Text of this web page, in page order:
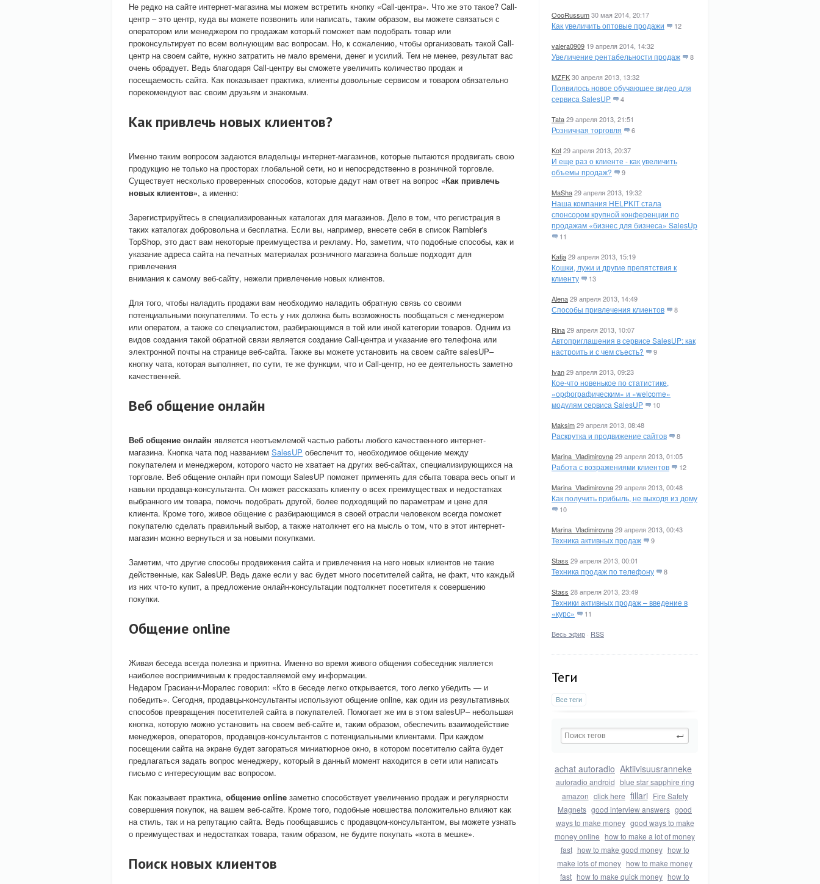
OooRussum30 мая 2014, 20:17
Как увеличить оптовые продажи 12
valera0909 19 апреля 2014, 14:32
Увеличение рентабельности продаж 8
MZFK30 апреля 2013, 13:32
Появилось новое обучающее видео для
сервиса SalesUP
4
Tata29 апреля 2013, 21:51
Розничная торговля 6
Kot29 апреля 2013, 20:37
И еще раз о клиенте - как увеличить
объемы продаж?
9
MaSha29 апреля 2013, 19:32
Наша компания HELPKIT стала
спонсором крупной конференции по
продажам «бизнес для бизнеса» SalesUp
11
Katja29 апреля 2013, 15:19
Кошки, лужи и другие препятствия к
клиенту
13
Alena29 апреля 2013, 14:49
Способы привлечения клиентов 8
Rina29 апреля 2013, 10:07
Автоприглашения в сервисе SalesUP: как
настроить и с чем съесть?
9
Ivan29 апреля 2013, 09:23
Кое-что новенькое по статистике,
«орфографическим» и «welcome»
модулям сервиса SalesUP
10
Maksim29 апреля 2013, 08:48
Раскрутка и продвижение сайтов 8
Marina_Vladimirovna29 апреля 2013, 01:05
Работа с возражениями клиентов 12
Marina_Vladimirovna29 апреля 2013, 00:48
Как получить прибыль, не выходя из дому
10
Marina_Vladimirovna29 апреля 2013, 00:43
Техника активных продаж 9
Stass 29 апреля 2013, 00:01
Техника продаж по телефону 8
Stass 28 апреля 2013, 23:49
Техники активных продаж – введение в
«курс»
11
Весь эфир · RSS
Теги
Все теги
achat autoradio Aktiivisuusranneke
autoradio android blue star sapphire ring
amazon click here fillari Fire Safety
Magnets good interview answers good
ways to make money good ways to make
money online how to make a lot of money
fast how to make good money how to
make lots of money how to make money
fast how to make quick money how to
Не редко на сайте интернет-магазина мы можем встретить кнопку «Call-центра». Что же это такое? Call-
центр – это центр, куда вы можете позвонить или написать, таким образом, вы можете связаться с
оператором или менеджером по продажам который поможет вам подобрать товар или
проконсультирует по всем волнующим вас вопросам. Но, к сожалению, чтобы организовать такой Call-
центр на своем сайте, нужно затратить не мало времени, денег и усилий. Тем не менее, результат вас
очень обрадует. Ведь благодаря Call-центру вы сможете увеличить количество продаж и
посещаемость сайта. Как показывает практика, клиенты довольные сервисом и товаром обязательно
порекомендуют вас своим друзьям и знакомым.
Как привлечь новых клиентов?
Именно таким вопросом задаются владельцы интернет-магазинов, которые пытаются продвигать свою
продукцию не только на просторах глобальной сети, но и непосредственно в розничной торговле.
Существует несколько проверенных способов, которые дадут нам ответ на вопрос «Как привлечь
новых клиентов», а именно:
Зарегистрируйтесь в специализированных каталогах для магазинов. Дело в том, что регистрация в
таких каталогах добровольна и бесплатна. Если вы, например, внесете себя в список Rambler's
TopShop, это даст вам некоторые преимущества и рекламу. Но, заметим, что подобные способы, как и
указание адреса сайта на печатных материалах розничного магазина больше подходят для
привлечения
внимания к самому веб-сайту, нежели привлечение новых клиентов.
Для того, чтобы наладить продажи вам необходимо наладить обратную связь со своими
потенциальными покупателями. То есть у них должна быть возможность пообщаться с менеджером
или оператом, а также со специалистом, разбирающимся в той или иной категории товаров. Одним из
видов создания такой обратной связи является создание Call-центра и указание его телефона или
электронной почты на странице веб-сайта. Также вы можете установить на своем сайте salesUP–
кнопку чата, которая выполняет, по сути, те же функции, что и Call-центр, но ее деятельность заметно
качественней.
Веб общение онлайн
Веб общение онлайн является неотъемлемой частью работы любого качественного интернет-
магазина. Кнопка чата под названием SalesUP обеспечит то, необходимое общение между
покупателем и менеджером, которого часто не хватает на других веб-сайтах, специализирующихся на
торговле. Веб общение онлайн при помощи SalesUP поможет применять для сбыта товара весь опыт и
навыки продавца-консультанта. Он может рассказать клиенту о всех преимуществах и недостатках
выбранного им товара, помочь подобрать другой, более подходящий по параметрам и цене для
клиента. Кроме того, живое общение с разбирающимся в своей отрасли человеком всегда поможет
покупателю сделать правильный выбор, а также натолкнет его на мысль о том, что в этот интернет-
магазин можно вернуться и за новыми покупками.
Заметим, что другие способы продвижения сайта и привлечения на него новых клиентов не такие
действенные, как SalesUP. Ведь даже если у вас будет много посетителей сайта, не факт, что каждый
из них что-то купит, а предложение онлайн-консультации подтолкнет посетителя к совершению
покупки.
Общение online
Живая беседа всегда полезна и приятна. Именно во время живого общения собеседник является
наиболее восприимчивым к предоставляемой ему информации.
Недаром Грасиан-и-Моралес говорил: «Кто в беседе легко открывается, того легко убедить — и
победить». Сегодня, продавцы-консультанты используют общение online, как один из результативных
способов превращения посетителей сайта в покупателей. Помогает же им в этом salesUP– небольшая
кнопка, которую можно установить на своем веб-сайте и, таким образом, обеспечить взаимодействие
менеджеров, операторов, продавцов-консультантов с потенциальными клиентами. При каждом
посещении сайта на экране будет загораться миниатюрное окно, в котором посетителю сайта будет
предлагаться задать вопрос менеджеру, который в данный момент находится в сети или написать
письмо с интересующим вас вопросом.
Как показывает практика, общение online заметно способствует увеличению продаж и регулярности
совершения покупок, на вашем веб-сайте. Кроме того, подобные новшества положительно влияют как
на стиль, так и на репутацию сайта. Ведь пообщавшись с продавцом-консультантом, вы можете узнать
о преимуществах и недостатках товара, таким образом, не будите покупать «кота в мешке».
Поиск новых клиентов